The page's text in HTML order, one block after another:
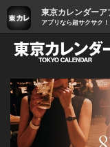
東京カレンダーア
アプリなら超サクサク！